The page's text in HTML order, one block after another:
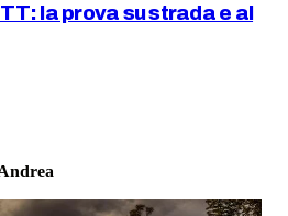
la prova su strada e al